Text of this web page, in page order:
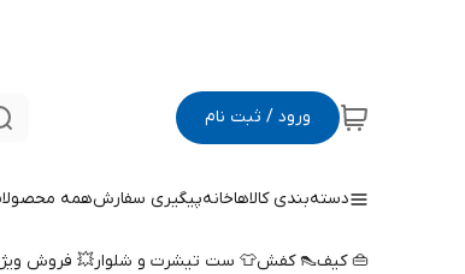
ورود / ثبت نام
دسته‌بندی کالاهاخانهپیگیری سفارشهمه
👜 کیف👠 کفش👕 ست تیشرت و شلوار💥 فروش